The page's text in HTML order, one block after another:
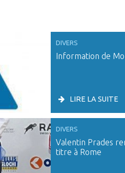
DIVERS
Information de
LIRE LA SUITE
DIVERS
Valentin Prades
titre à Rome